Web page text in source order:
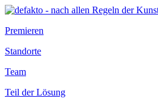
Premieren
Standorte
Team
Teil der Lösung